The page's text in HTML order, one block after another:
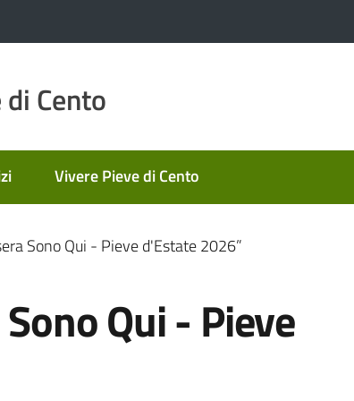
Cento
Vivere Pieve di Cento
Sono Qui - Pieve d'Estate 2026”
Qui - Pieve